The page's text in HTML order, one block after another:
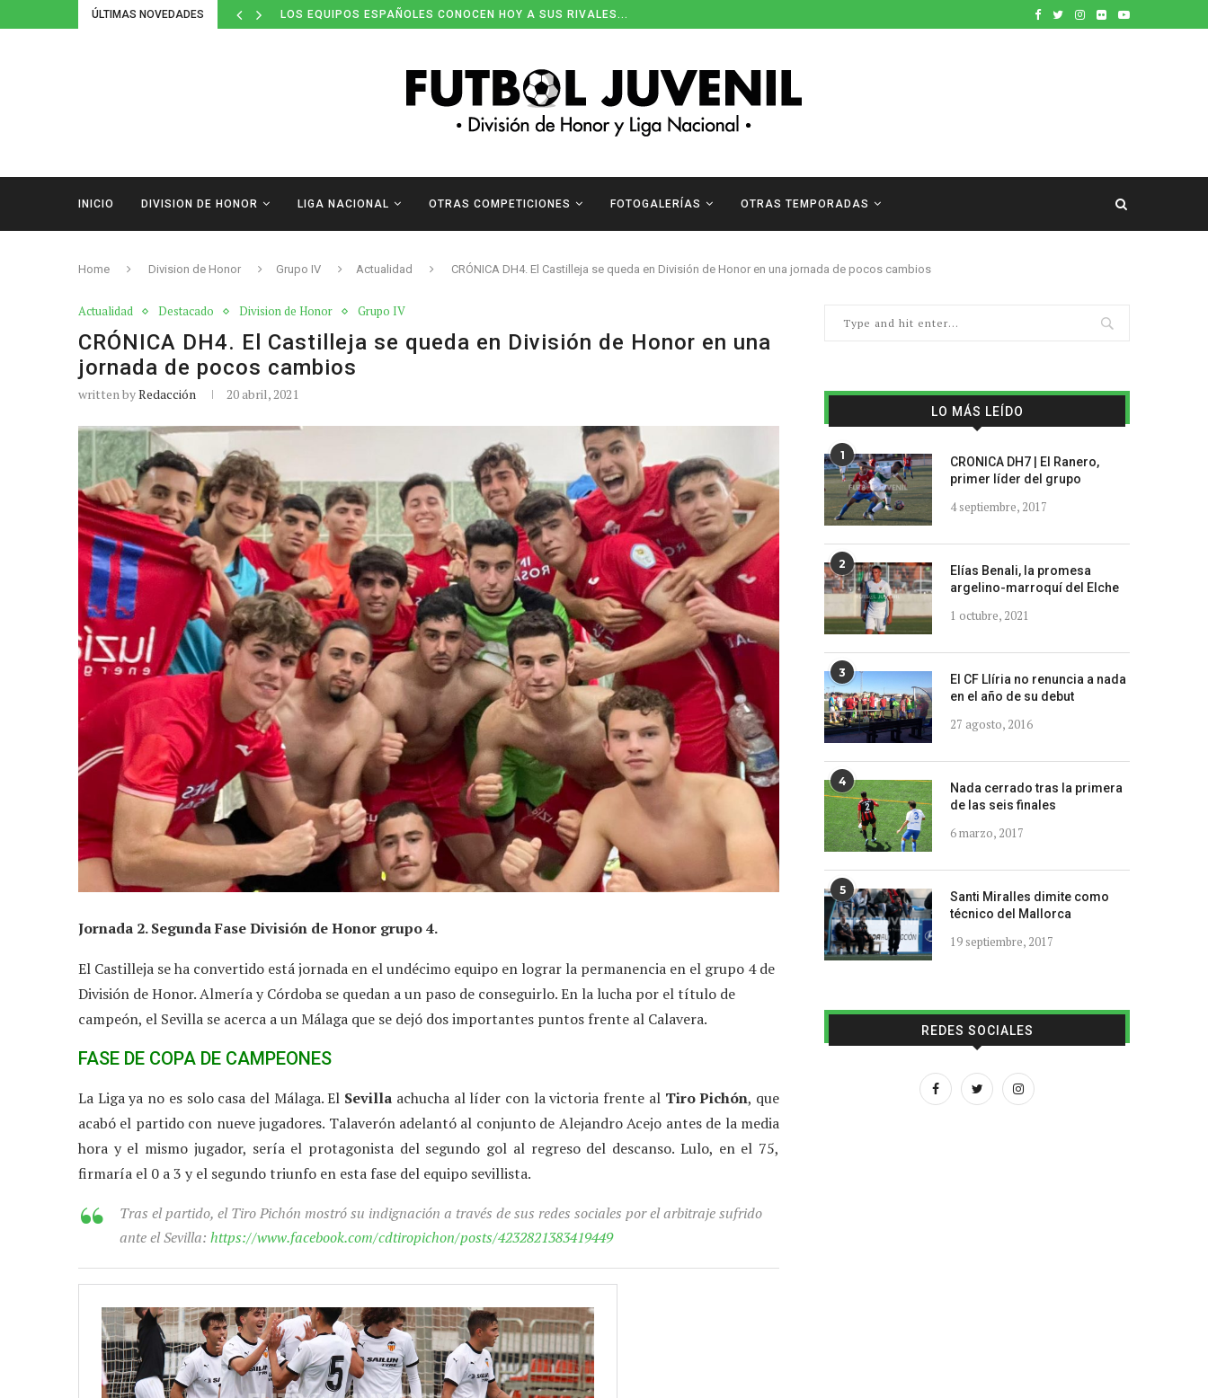
ÚLTIMAS NOVEDADES DEFINIDOS LOS CALENDARIOS DE DIVISIÓN DE HONOR
INICIO DIVISION DE HONOR LIGA NACIONAL OTRAS COMPETICIONES FOTOGALERÍAS OTRAS TEMPORADAS
Home Division de Honor Grupo IV Actualidad CRÓNICA DH4. El Castilleja se queda en División de Honor en una jornada de pocos cambios
Actualidad Destacado Division de Honor Grupo IV
CRÓNICA DH4. El Castilleja se queda en División de Honor en una
jornada de pocos cambios
written byRedacción 20 abril, 2021
Jornada 2. Segunda Fase División de Honor grupo 4.
El Castilleja se ha convertido está jornada en el undécimo equipo en lograr la permanencia en el grupo 4 de
División de Honor. Almería y Córdoba se quedan a un paso de conseguirlo. En la lucha por el título de
campeón, el Sevilla se acerca a un Málaga que se dejó dos importantes puntos frente al Calavera.
FASE DE COPA DE CAMPEONES
La Liga ya no es solo casa del Málaga. El Sevilla achucha al líder con la victoria frente al Tiro Pichón, que
acabó el partido con nueve jugadores. Talaverón adelantó al conjunto de Alejandro Acejo antes de la media
hora y el mismo jugador, sería el protagonista del segundo gol al regreso del descanso. Lulo, en el 75,
firmaría el 0 a 3 y el segundo triunfo en esta fase del equipo sevillista.
Tras el partido, el Tiro Pichón mostró su indignación a través de sus redes sociales por el arbitraje sufrido
ante el Sevilla: https://www.facebook.com/cdtiropichon/posts/4232821383419449
LO MÁS LEÍDO
1
CRONICA DH7 | El Ranero,
primer líder del grupo
4 septiembre, 2017
2
Elías Benali, la promesa
argelino-marroquí del Elche
1 octubre, 2021
3
El CF Llíria no renuncia a nada
en el año de su debut
27 agosto, 2016
4
Nada cerrado tras la primera
de las seis finales
6 marzo, 2017
5
Santi Miralles dimite como
técnico del Mallorca
19 septiembre, 2017
REDES SOCIALES